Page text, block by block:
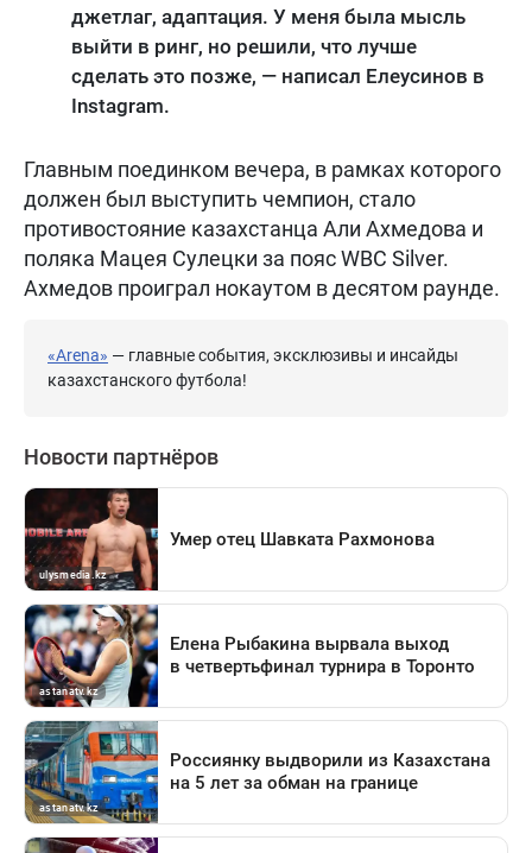
джетлаг, адаптация. У меня была мысль
выйти в ринг, но решили, что лучше
сделать это позже, — написал Елеусинов в
Instagram.
Главным поединком вечера, в рамках которого
должен был выступить чемпион, стало
противостояние казахстанца Али Ахмедова и
поляка Мацея Сулецки за пояс WBC Silver.
Ахмедов проиграл нокаутом в десятом раунде.
«Arena» — главные события, эксклюзивы и инсайды
казахстанского футбола!